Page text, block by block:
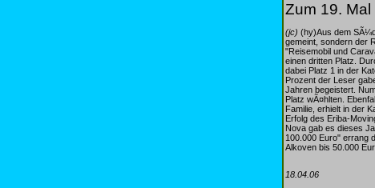
Zum 19.
(jc) (hy)Aus dem
gemeint, sondern der
"Reisemobil und
einen dritten Platz.
dabei Platz 1 in der
Prozent der Leser
Jahren begeistert.
Platz wÃ¤hlten.
Familie, erhielt in der
Erfolg des Eriba-
Nova gab es dieses
100.000 Euro" errang
Alkoven bis 50.000
18.04.06